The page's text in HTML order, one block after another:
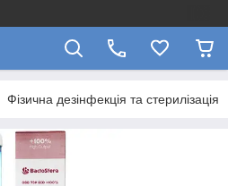
Фізична дезінфекція та стерилізація